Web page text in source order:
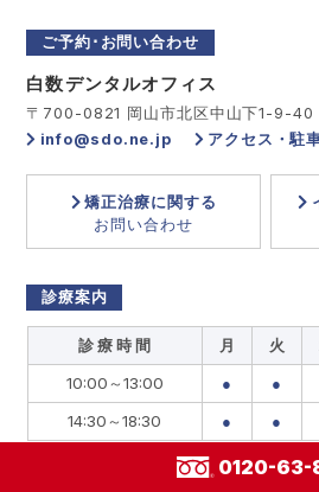
ご予約･お問い合わせ
白数デンタルオフィス
〒700-0821 岡山市北区中山下1-9-40
info@sdo.ne.jp
アクセス・駐
矯正治療に関する
お問い合わせ
診療案内
診 療 時 間 月 火
10:00～13:00
● ●
14:30～18:30
● ●
休診日：水曜、日曜、祝･祭日0120-63-